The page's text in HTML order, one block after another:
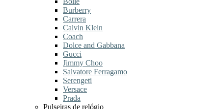
Burberry
Carrera
Calvin Klein
Coach
Dolce and Gabbana
Gucci
Jimmy Choo
Salvatore Ferragamo
Serengeti
Versace
Prada
Pulseiras de relógio